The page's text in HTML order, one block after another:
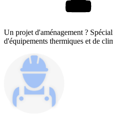
Un projet d'aménagement ?
d'équipements thermiques et de